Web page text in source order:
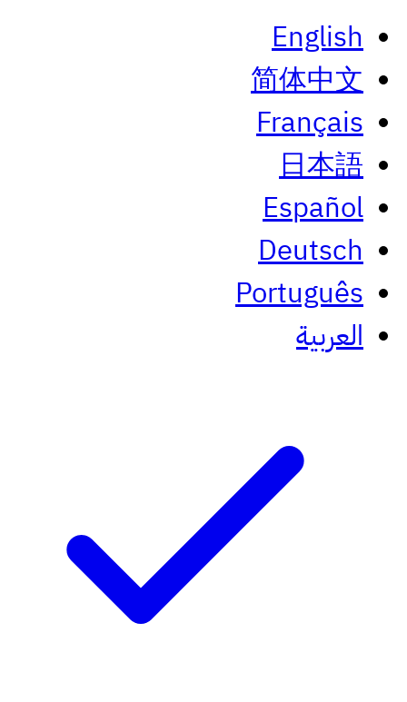
English
简体中文
Français
日本語
Español
Deutsch
Português
العربية